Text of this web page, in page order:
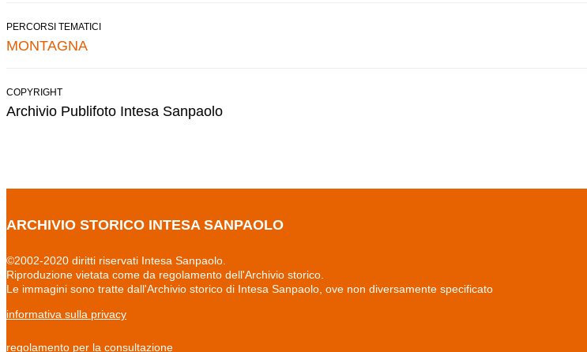
PERCORSI TEMATICI
MONTAGNA
COPYRIGHT
Archivio Publifoto Intesa Sanpaolo
ARCHIVIO STORICO INTESA SANPAOLO
©2002-2020 diritti riservati Intesa Sanpaolo.
Riproduzione vietata come da regolamento dell'Archivio storico.
Le immagini sono tratte dall'Archivio storico di Intesa Sanpaolo, ove non diversamente specificato
informativa sulla privacy
regolamento per la consultazione